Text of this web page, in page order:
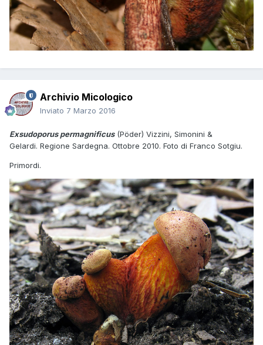
Archivio Micologico
Inviato 7 Marzo 2016
Exsudoporus permagnificus(Pöder) Vizzini, Simonini &
Gelardi. Regione Sardegna. Ottobre 2010. Foto di Franco Sotgiu.
Primordi.